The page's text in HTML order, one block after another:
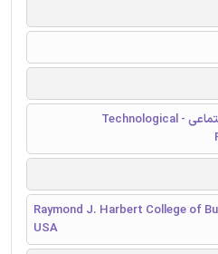
پیش بینی تکنولوژیکی و تغییر اجتماعی - Technological
Raymond J. Harbert College of
USA